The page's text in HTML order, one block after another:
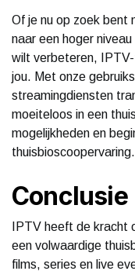
Of je nu op zoek bent
naar een hoger
wilt verbeteren,
jou. Met onze
streamingdiensten
moeiteloos in een
mogelijkheden en
thuisbioscoopervaring.
Conclusie
IPTV heeft de kracht
een volwaardige
films, series en live